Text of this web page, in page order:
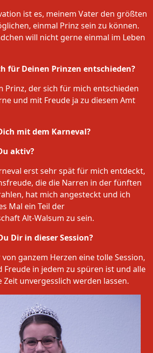
ist es, meinem Vater den größten
einmal Prinz sein zu können.
will nicht gerne einmal im Leben
für Deinen Prinzen entschieden?
Prinz, der sich für mich entschieden
und mit Freude ja zu diesem Amt
mit dem Karneval?
aktiv?
erst sehr spät für mich entdeckt,
die die Narren in der fünften
hat mich angesteckt und ich
Mal ein Teil der
Alt-Walsum zu sein.
Dir in dieser Session?
ganzem Herzen eine tolle Session,
Freude in jedem zu spüren ist und alle
Zeit unvergesslich werden lassen.